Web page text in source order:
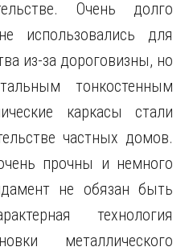
Очень долго
использовались для
из-за дороговизны, но
тонкостенным
каркасы стали
частных домов.
прочны и немного
не обязан быть
технология
металлического